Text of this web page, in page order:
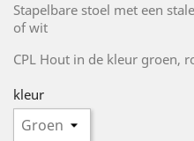
Stapelbare stoel met een
of wit
CPL Hout in de kleur groen,
kleur